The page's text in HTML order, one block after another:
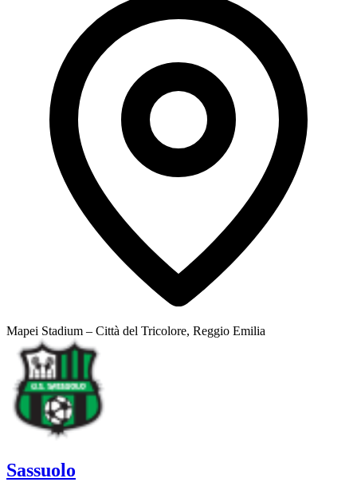
Mapei Stadium – Città del Tricolore, Reggio Emilia
Sassuolo